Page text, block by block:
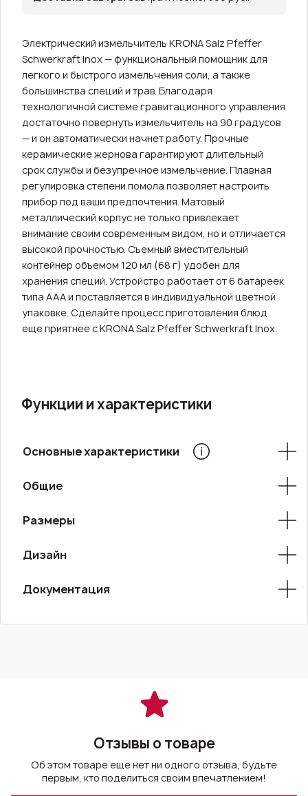
Электрический измельчитель KRONA Salz Pfeffer
Schwerkraft Inox — функциональный помощник для
легкого и быстрого измельчения соли, а также
большинства специй и трав. Благодаря
технологичной системе гравитационного управления
достаточно повернуть измельчитель на 90 градусов
— и он автоматически начнет работу. Прочные
керамические жернова гарантируют длительный
срок службы и безупречное измельчение. Плавная
регулировка степени помола позволяет настроить
прибор под ваши предпочтения. Матовый
металлический корпус не только привлекает
внимание своим современным видом, но и отличается
высокой прочностью. Съемный вместительный
контейнер объемом 120 мл (68 г) удобен для
хранения специй. Устройство работает от 6 батареек
типа ААА и поставляется в индивидуальной цветной
упаковке. Сделайте процесс приготовления блюд
еще приятнее с KRONA Salz Pfeffer Schwerkraft Inox.
Функции и характеристики
Основные характеристики
Общие
Размеры
Дизайн
Документация
Отзывы о товаре
Об этом товаре еще нет ни одного отзыва, будьте
первым, кто поделиться своим впечатлением!